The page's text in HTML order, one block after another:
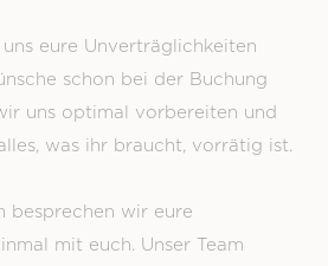
eure Unverträglichkeiten
schon bei der Buchung
uns optimal vorbereiten und
was ihr braucht, vorrätig ist.
besprechen wir eure
mit euch. Unser Team